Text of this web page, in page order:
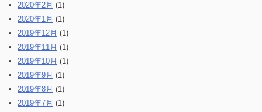
2020年2月 (1)
2020年1月 (1)
2019年12月 (1)
2019年11月 (1)
2019年10月 (1)
2019年9月 (1)
2019年8月 (1)
2019年7月 (1)